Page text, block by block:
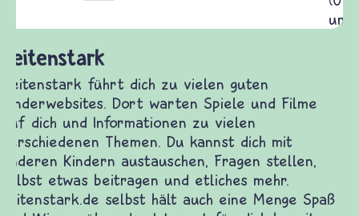
Frieden Fragen
frieden-fragen.de ist ein Internet-Angebot für
Kinder, Eltern und ErzieherInnen das zu
Fragen von Krieg und Frieden, Streit und
Gewalt informiert und einen Austausch zu
diesem Themenbereich ermöglicht. frieden-